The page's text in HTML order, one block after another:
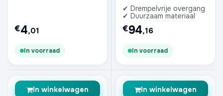
€4,01
In voorraad
✔ Drempelvrije overgang
✔ Duurzaam materiaal
€94,16
In voorraad
In winkelwagen In winkelwagen